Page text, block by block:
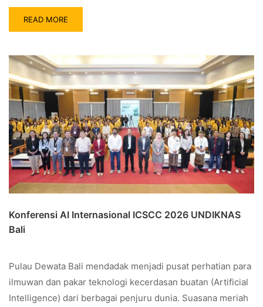
READ MORE
Konferensi AI Internasional ICSCC 2026 UNDIKNAS
Bali
Pulau Dewata Bali mendadak menjadi pusat perhatian para
ilmuwan dan pakar teknologi kecerdasan buatan (Artificial
Intelligence) dari berbagai penjuru dunia. Suasana meriah